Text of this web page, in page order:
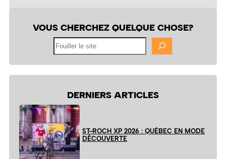
VOUS CHERCHEZ QUELQUE CHOSE?
DERNIERS ARTICLES
ST-ROCH XP 2026 : QUÉBEC EN MODE
DÉCOUVERTE